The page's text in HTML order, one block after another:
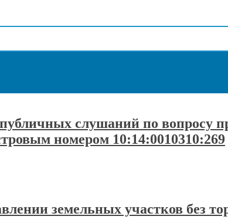
слушаний по вопросу
номером 10:14:0010310:269
земельных участков без